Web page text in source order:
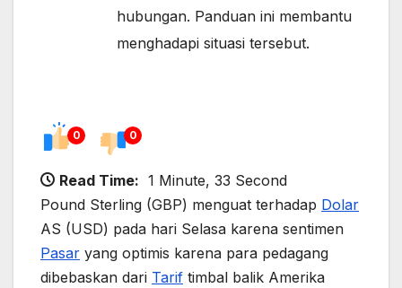
hubungan. Panduan ini membantu
menghadapi situasi tersebut.
0 0
Read Time: 1 Minute, 33 Second
Pound Sterling (GBP) menguat terhadap Dolar
AS (USD) pada hari Selasa karena sentimen
Pasar yang optimis karena para pedagang
dibebaskan dari Tarif timbal balik Amerika